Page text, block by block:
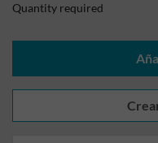
Quantity required